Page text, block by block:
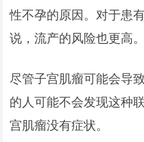
性不孕的原因。对于患
说，流产的风险也更高。
尽管子宫肌瘤可能会导
的人可能不会发现这种
宫肌瘤没有症状。